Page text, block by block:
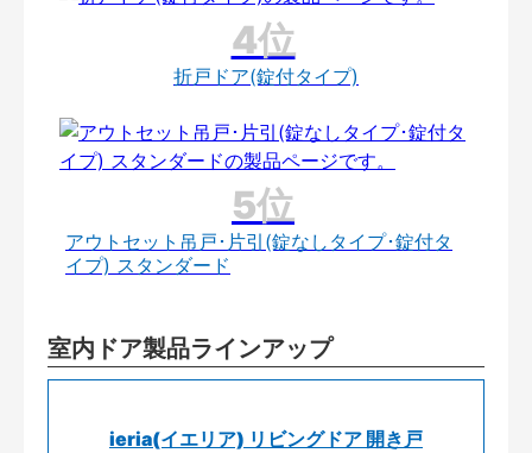
折戸ドア(錠付タイプ)
アウトセット吊戸･片引(錠なしタイプ･錠付タ
イプ) スタンダード
室内ドア製品ラインアップ
ieria(イエリア) リビングドア 開き戸